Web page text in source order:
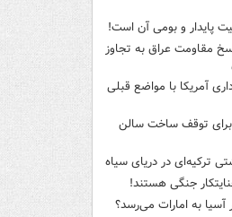
پایدار و بومی آن است!
مقاومت عراق به تجاوز
آمریکا با مواضع قبلی
برای توقف ساخت سالن
ترکیه‌ای در دریای سیاه
جنگی هستند!
آسیا به امارات می‌رسد؟